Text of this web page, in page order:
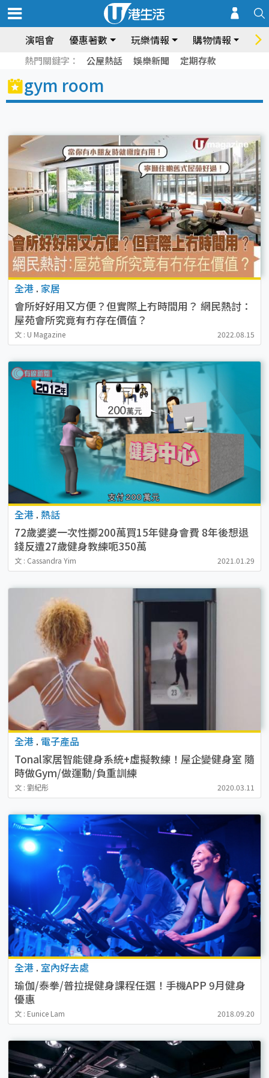
演唱會 優惠著數 玩樂情報 購物情報 飲
熱門關鍵字： 公屋熱話 娛樂新聞 定期存款
gym room
全港 . 家居
會所好好用又方便？但實際上冇時間用？ 網民熱討：
屋苑會所究竟有冇存在價值？
文 : U Magazine 2022.08.15
全港 . 熱話
72歲婆婆一次性擲200萬買15年健身會費 8年後想退
錢反遭27歲健身教練呃350萬
文 : Cassandra Yim 2021.01.29
全港 . 電子產品
Tonal家居智能健身系統+虛擬教練！屋企變健身室 隨
時做Gym/做運動/負重訓練
文 : 劉紀彤 2020.03.11
全港 . 室內好去處
瑜伽/泰拳/普拉提健身課程任選！手機APP 9月健身
優惠
文 : Eunice Lam 2018.09.20